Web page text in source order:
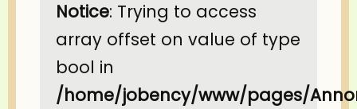
Notice: Trying to access
array offset on value of type
bool in
/home/jobency/www/pages/